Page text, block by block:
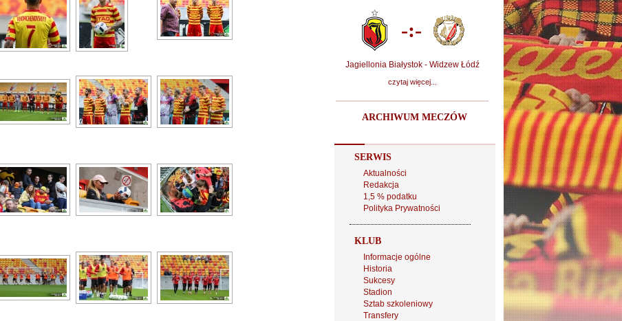
-:-
Jagiellonia Białystok - Widzew Łódź
czytaj więcej...
ARCHIWUM MECZÓW
SERWIS
Aktualności
Redakcja
1,5 % podatku
Polityka Prywatności
KLUB
Informacje ogólne
Historia
Sukcesy
Stadion
Sztab szkoleniowy
Transfery